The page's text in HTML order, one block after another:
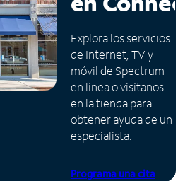
Explora los servicios
de Internet, TV y
móvil de Spectrum
en línea o visítanos
en la tienda para
obtener ayuda de un
especialista.
Programa una cita